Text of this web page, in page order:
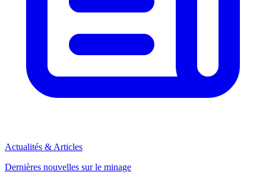
Actualités & Articles
Dernières nouvelles sur le minage